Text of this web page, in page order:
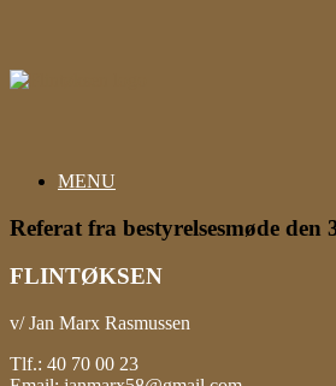
MENU
Referat fra bestyrelsesmøde den
FLINTØKSEN
v/ Jan Marx Rasmussen
Tlf.: 40 70 00 23